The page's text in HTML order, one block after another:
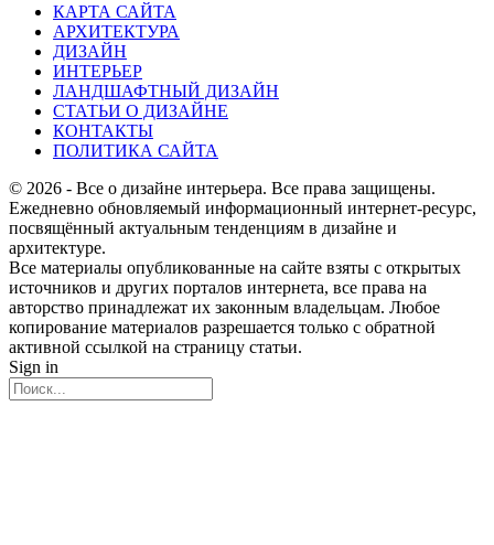
КАРТА САЙТА
АРХИТЕКТУРА
ДИЗАЙН
ИНТЕРЬЕР
ЛАНДШАФТНЫЙ ДИЗАЙН
СТАТЬИ О ДИЗАЙНЕ
КОНТАКТЫ
ПОЛИТИКА САЙТА
© 2026 - Все о дизайне интерьера. Все права защищены.
Ежедневно обновляемый информационный интернет-ресурс,
посвящённый актуальным тенденциям в дизайне и
архитектуре.
Все материалы опубликованные на сайте взяты с открытых
источников и других порталов интернета, все права на
авторство принадлежат их законным владельцам. Любое
копирование материалов разрешается только с обратной
активной ссылкой на страницу статьи.
Sign in